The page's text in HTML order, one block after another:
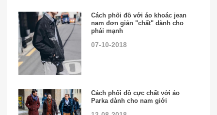
Cách phối đồ với áo khoác jean
nam đơn giản "chất" dành cho
phái mạnh
07-10-2018
Cách phối đồ cực chất với áo
Parka dành cho nam giới